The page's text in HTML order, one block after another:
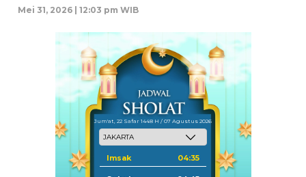
Mei 31, 2026 | 12:03 pm WIB
Jum'at, 22 Safar 1448 H / 07 Agustus 2026
Imsak 04:35